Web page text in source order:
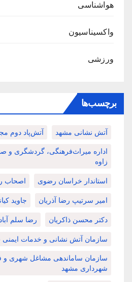
هواشناسی
واکسیناسیون
ورزشی
برچسب‌ها
آتش نشانی مشهد آتش‌پاد دوم
اداره میراث‌فرهنگی، گردشگری و
زاوه
استاندار خراسان رضوی اصحاب
امیر سرتیپ رضا آذریان جاوید
دکتر محسن ذاکریان رضا سلم
سازمان آتش نشانی و خدمات
سازمان ساماندهی مشاغل شهری و
شهرداری مشهد